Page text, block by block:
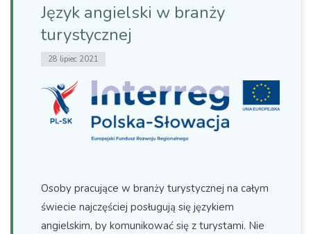
Język angielski w branży
turystycznej
28 lipiec 2021
Osoby pracujące w branży turystycznej na całym
świecie najczęściej posługują się językiem
angielskim, by komunikować się z turystami. Nie